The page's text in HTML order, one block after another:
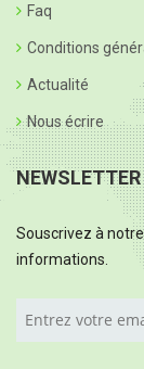
Faq
Conditions
Actualité
Nous écrire
NEWSLETTER
Souscrivez à
informations.